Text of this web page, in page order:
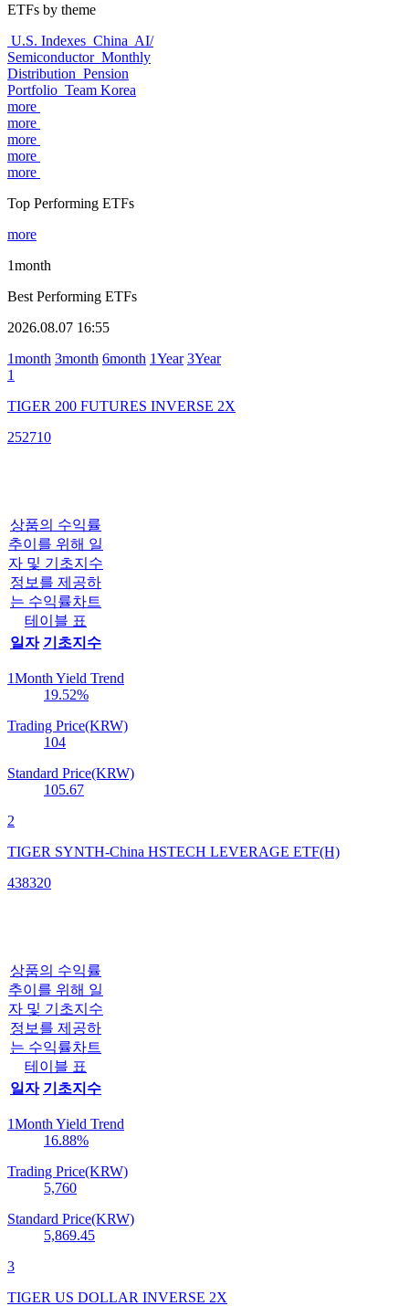
ETFs by theme
U.S. Indexes China AI/
Semiconductor Monthly
Distribution Pension
Portfolio Team Korea
more
more
more
more
more
Top Performing ETFs
more
1month
Best Performing ETFs
2026.08.07 16:55
1month 3month 6month 1Year 3Year
1
TIGER 200 FUTURES INVERSE 2X
252710
상품의 수익률
추이를 위해 일
자 및 기초지수
정보를 제공하
는 수익률차트
테이블 표
일자 기초지수
1Month Yield Trend
19.52%
Trading Price(KRW)
104
Standard Price(KRW)
105.67
2
TIGER SYNTH-China HSTECH LEVERAGE ETF(H)
438320
상품의 수익률
추이를 위해 일
자 및 기초지수
정보를 제공하
는 수익률차트
테이블 표
일자 기초지수
1Month Yield Trend
16.88%
Trading Price(KRW)
5,760
Standard Price(KRW)
5,869.45
3
TIGER US DOLLAR INVERSE 2X